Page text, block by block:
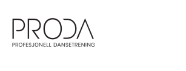
sidens
hovedinnhold